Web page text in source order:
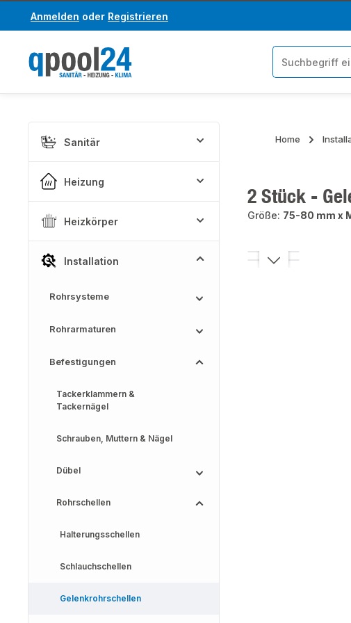
Hauptinhalt springen
Zur Suche springen
Anmelden oder Registrieren
Sanitär
Heizung
Heizkörper
Installation
Rohrsysteme
Rohrarmaturen
Befestigungen
Tackerklammern &
Tackernägel
Schrauben, Muttern & Nägel
Dübel
Rohrschellen
Halterungsschellen
Schlauchschellen
Gelenkrohrschellen
Home
2 Stück -
Größe: 75-80 mm x
Bildergalerie